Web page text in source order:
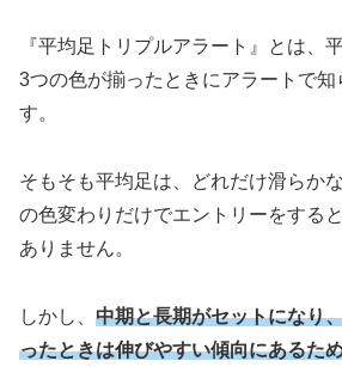
『平均足トリプルアラート』とは、
3つの色が揃ったときにアラートで
す。
そもそも平均足は、どれだけ滑らか
の色変わりだけでエントリーをする
ありません。
しかし、 中期と長期がセットになり
ったときは伸びやすい傾向にあるた